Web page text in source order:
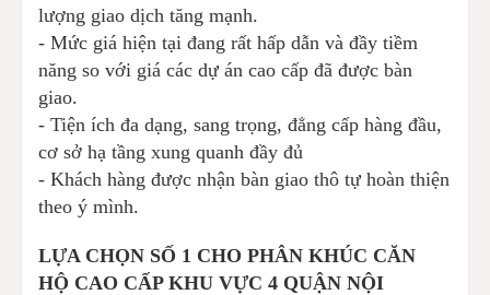
lượng giao dịch tăng mạnh.
- Mức giá hiện tại đang rất hấp dẫn và đầy tiềm
năng so với giá các dự án cao cấp đã được bàn
giao.
- Tiện ích đa dạng, sang trọng, đẳng cấp hàng đầu,
cơ sở hạ tầng xung quanh đầy đủ
- Khách hàng được nhận bàn giao thô tự hoàn thiện
theo ý mình.
LỰA CHỌN SỐ 1 CHO PHÂN KHÚC CĂN
HỘ CAO CẤP KHU VỰC 4 QUẬN NỘI